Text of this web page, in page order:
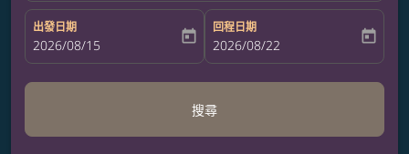
出發日期
fc-booking-departure-date-aria-label
2026/08/15 today
回程日期
fc-booking-return-date-aria-label
2026/08/22 today
搜尋